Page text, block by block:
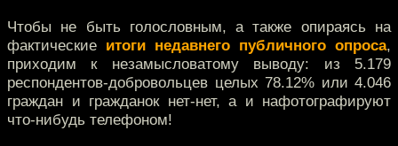
Чтобы не быть голословным, а также опираясь на
фактические итоги недавнего публичного опроса,
приходим к незамысловатому выводу: из 5.179
респондентов-добровольцев целых 78.12% или 4.046
граждан и гражданок нет-нет, а и нафотографируют
что-нибудь телефоном!